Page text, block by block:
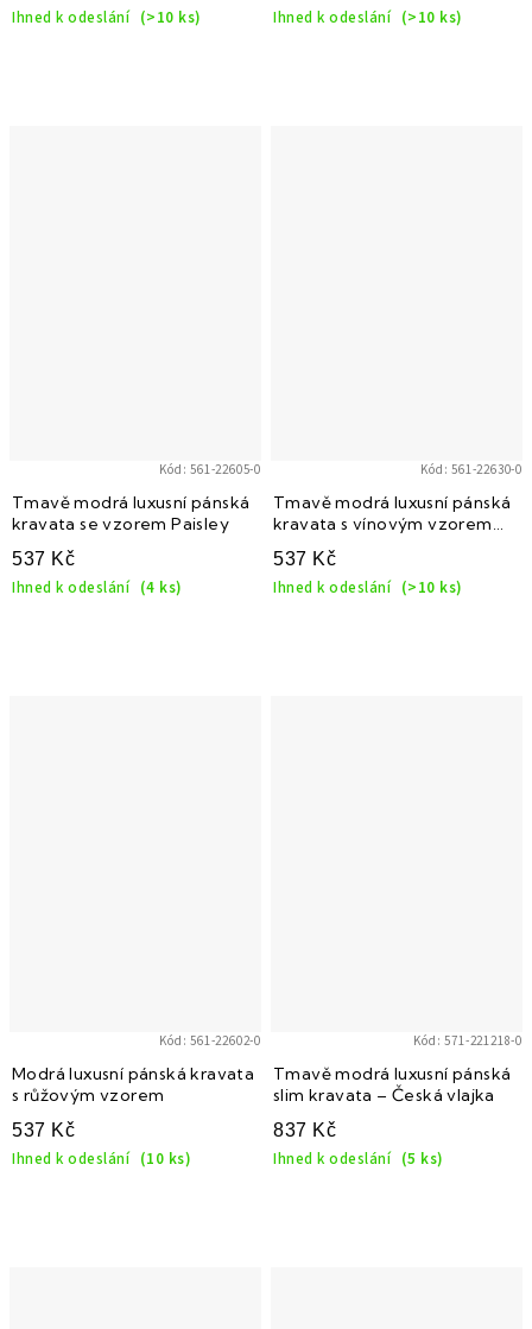
Ihned k odeslání (>10 ks) Ihned k odeslání (>10 ks)
Tmavě modrá luxusní pánská
kravata se vzorem Paisley
537 Kč
Ihned k odeslání (4 ks)
Kód:561-22605-0
Tmavě modrá luxusní pánská
kravata s vínovým vzorem
Paisley
537 Kč
Ihned k odeslání (>10 ks)
Kód:561-22630-0
Modrá luxusní pánská kravata
s růžovým vzorem
537 Kč
Ihned k odeslání (10 ks)
Kód:561-22602-0
Tmavě modrá luxusní pánská
slim kravata – Česká vlajka
837 Kč
Ihned k odeslání (5 ks)
Kód:571-221218-0